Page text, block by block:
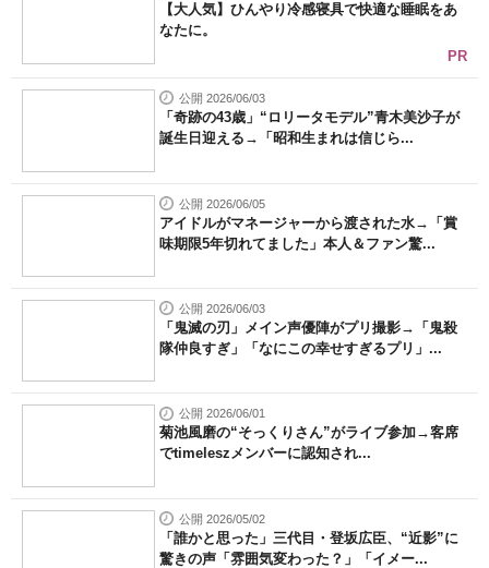
【大人気】ひんやり冷感寝具で快適な睡眠をあ
なたに。
PR
公開 2026/06/03
「奇跡の43歳」“ロリータモデル”青木美沙子が
誕生日迎える→「昭和生まれは信じら...
公開 2026/06/05
アイドルがマネージャーから渡された水→「賞
味期限5年切れてました」本人＆ファン驚...
公開 2026/06/03
「鬼滅の刃」メイン声優陣がプリ撮影→「鬼殺
隊仲良すぎ」「なにこの幸せすぎるプリ」...
公開 2026/06/01
菊池風磨の“そっくりさん”がライブ参加→客席
でtimeleszメンバーに認知され...
公開 2026/05/02
「誰かと思った」三代目・登坂広臣、“近影”に
驚きの声「雰囲気変わった？」「イメー...